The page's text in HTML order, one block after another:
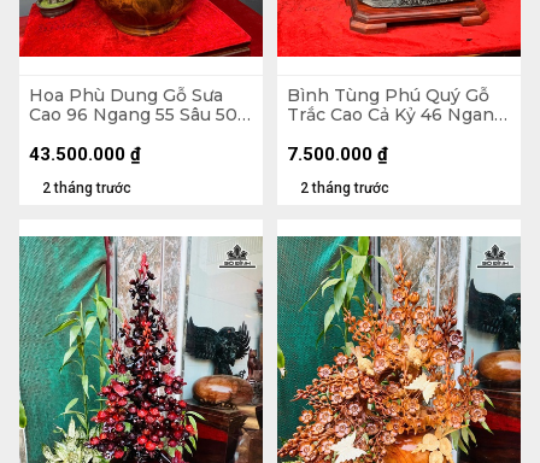
Hoa Phù Dung Gỗ Sưa
Cao 96 Ngang 55 Sâu 50
43 (cm)
2 tháng trước
43.500.000 ₫
Bình Tùng Phú Quý Gỗ
Trắc Cao Cả Kỷ 46 Ngang
4 - Đường Kính 12 (cm)
2 tháng trước
7.500.000 ₫